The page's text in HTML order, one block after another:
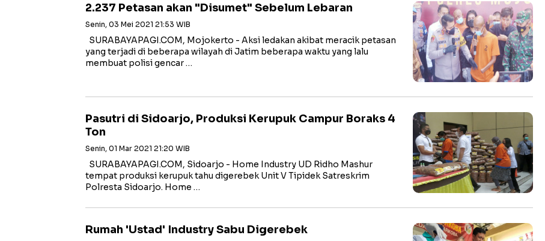
2.237 Petasan akan "Disumet" Sebelum Lebaran
Senin, 03 Mei 2021 21:53 WIB
SURABAYAPAGI.COM, Mojokerto - Aksi ledakan akibat meracik petasan
yang terjadi di beberapa wilayah di Jatim beberapa waktu yang lalu
membuat polisi gencar …
Pasutri di Sidoarjo, Produksi Kerupuk Campur Boraks 4
Ton
Senin, 01 Mar 2021 21:20 WIB
SURABAYAPAGI.COM, Sidoarjo - Home Industry UD Ridho Mashur
tempat produksi kerupuk tahu digerebek Unit V Tipidek Satreskrim
Polresta Sidoarjo. Home …
Rumah 'Ustad' Industry Sabu Digerebek